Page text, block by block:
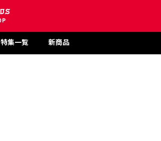
特集一覧 新商品